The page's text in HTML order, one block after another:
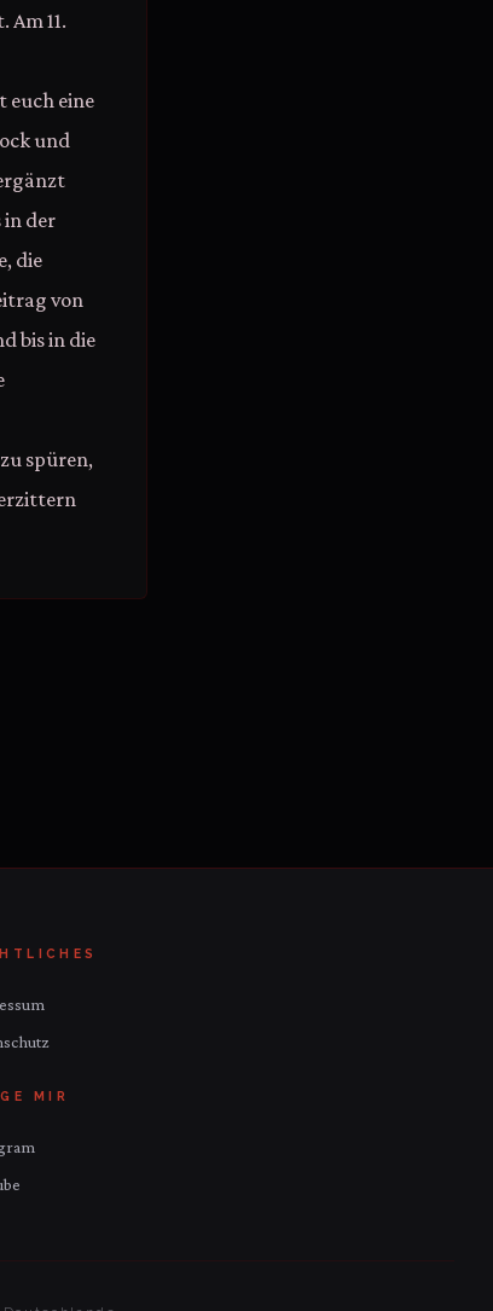
11.
euch eine
und
in der
die
von
bis in die
spüren,
MIR